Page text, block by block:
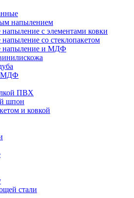
напылением
с элементами ковки
со стеклопакетом
напыление и МДФ
МДФ
ПВХ
шпон
и ковкой
стали